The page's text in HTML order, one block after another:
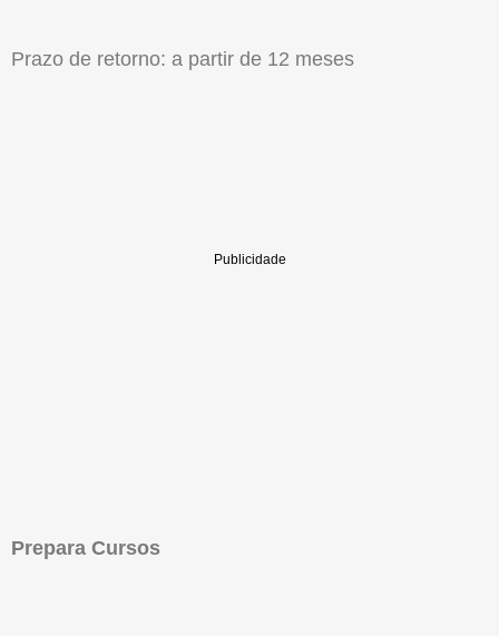
Prazo de retorno: a partir de 12 meses
Prepara Cursos